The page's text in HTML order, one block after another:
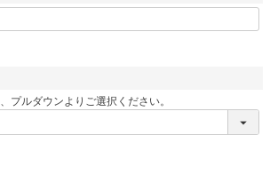
プルダウンよりご選択ください。